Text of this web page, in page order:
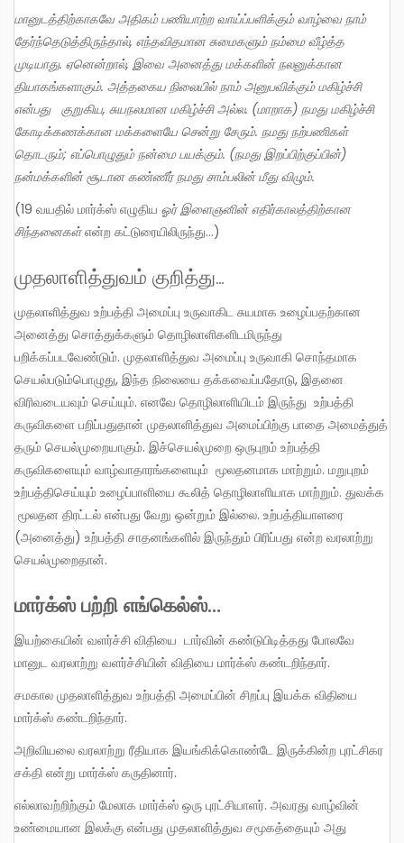
மானுடத்திற்காகவே அதிகம் பணியாற்ற வாய்ப்பளிக்கும் வாழ்வை நாம்
தேர்ந்தெடுத்திருந்தால், எந்தவிதமான சுமைகளும் நம்மை வீழ்த்த
முடியாது. ஏனென்றால், இவை அனைத்து மக்களின் நலனுக்கான
தியாகங்களாகும். அத்தகைய நிலையில் நாம் அனுபவிக்கும் மகிழ்ச்சி
என்பதுகுறுகிய, சுயநலமான மகிழ்ச்சி அல்ல. (மாறாக) நமது மகிழ்ச்சி
கோடிக்கணக்கான மக்களையே சென்று சேரும். நமது நற்பணிகள்
தொடரும்; எப்பொழுதும் நன்மை பயக்கும். (நமது இறப்பிற்குப்பின்)
நன்மக்களின் சூடான கண்ணீர் நமது சாம்பலின் மீது விழும்.
(19 வயதில் மார்க்ஸ் எழுதிய ஓர் இளைஞனின் எதிர்காலத்திற்கான
சிந்தனைகள்என்ற கட்டுரையிலிருந்து…)
முதலாளித்துவம் குறித்து…
முதலாளித்துவ உற்பத்தி அமைப்பு உருவாகிட சுயமாக உழைப்பதற்கான
அனைத்து சொத்துக்களும் தொழிலாளிகளிடமிருந்து
பறிக்கப்படவேண்டும். முதலாளித்துவ அமைப்பு உருவாகி சொந்தமாக
செயல்படும்பொழுது, இந்த நிலையை தக்கவைப்பதோடு, இதனை
விரிவடையவும் செய்யும். எனவே தொழிலாளியிடம் இருந்து உற்பத்தி
கருவிகளை பறிப்பதுதான் முதலாளித்துவ அமைப்பிற்கு பாதை அமைத்துத்
தரும் செயல்முறையாகும். இச்செயல்முறை ஒருபுறம் உற்பத்தி
கருவிகளையும் வாழ்வாதாரங்களையும் மூலதனமாக மாற்றும். மறுபுறம்
உற்பத்திசெய்யும் உழைப்பாளியை கூலித் தொழிலாளியாக மாற்றும். துவக்க
மூலதன திரட்டல் என்பது வேறு ஒன்றும் இல்லை. உற்பத்தியாளரை
(அனைத்து) உற்பத்தி சாதனங்களில் இருந்தும் பிரிப்பது என்ற வரலாற்று
செயல்முறைதான்.
மார்க்ஸ் பற்றி எங்கெல்ஸ்…
இயற்கையின் வளர்ச்சி விதியை டார்வின் கண்டுபிடித்தது போலவே
மானுட வரலாற்று வளர்ச்சியின் விதியை மார்க்ஸ் கண்டறிந்தார்.
சமகால முதலாளித்துவ உற்பத்தி அமைப்பின் சிறப்பு இயக்க விதியை
மார்க்ஸ் கண்டறிந்தார்.
அறிவியலை வரலாற்று ரீதியாக இயங்கிக்கொண்டே இருக்கின்ற புரட்சிகர
சக்தி என்று மார்க்ஸ் கருதினார்.
எல்லாவற்றிற்கும் மேலாக மார்க்ஸ் ஒரு புரட்சியாளர். அவரது வாழ்வின்
உண்மையான இலக்கு என்பது முதலாளித்துவ சமூகத்தையும் அது